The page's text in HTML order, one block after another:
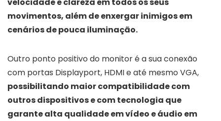
movimentos, além de enxergar inimigos em
cenários de pouca iluminação.
Outro ponto positivo do monitor é a sua conexão
com portas Displayport, HDMI e até mesmo VGA,
possibilitando maior compatibilidade com
outros dispositivos e com tecnologia que
garante alta qualidade em vídeo e áudio em